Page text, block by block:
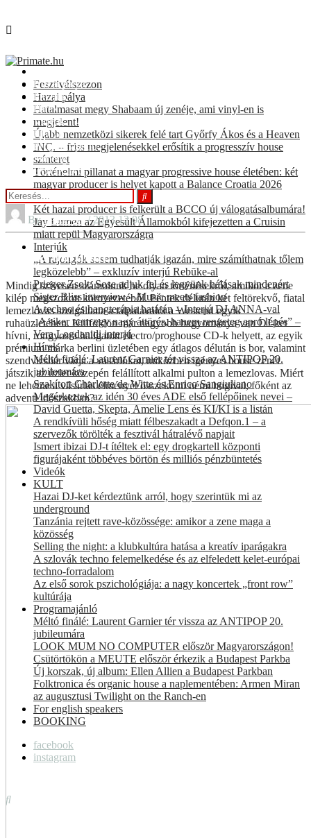
Fesztiválszezon
Hazai pálya
Hatalmasat megy Shabaam új zenéje, ami vinyl-en is
megjelent!
Újabb nemzetközi sikerek felé tart Győrfy Ákos és a Heaven
INC. – friss megjelenésekkel erősítik a progresszív house
színteret
Történelmi pillanat a magyar progressive house életében: két
magyar producer is helyet kapott a Balance Croatia 2026
hivatalos válogatásán
Két hazai producer is felkerült a BCCO új válogatásalbumára!
Jay Lumen az Egyesült Államokból kifejezetten a Cruisin
miatt repül Magyarországra
Interjúk
„A rajongók sosem tudhatják igazán, mire számíthatnak tőlem
legközelebb” – exkluzív interjú Rebūke-al
Prieger Zsolt: Sose adjuk fel és legyünk hálásak mindenért
Sister Bliss interview – Music meets fashion
A techno és hangterápia határán – Interjú DJ ANNA-val
„A siker nem egy nagy áttörés, hanem rengeteg apró lépés” –
Vera Logdanidi interjú
Hírek
Méltó finálé: Laurent Garnier tér vissza az ANTIPOP 20.
jubileumára
Szakított Charlotte de Witte és Enrico Sangiuliano
Megérkeztek az idén 30 éves ADE első fellépőinek nevei –
David Guetta, Skepta, Amelie Lens és KI/KI is a listán
A rendkívüli hőség miatt félbeszakadt a Defqon.1 – a
szervezők törölték a fesztivál hátralévő napjait
Ismert ibizai DJ-t ítéltek el: egy drogkartell központi
figurájaként többéves börtön és milliós pénzbüntetés
Videók
KULT
Hazai DJ-ket kérdeztünk arról, hogy szerintük mi az
underground
Tanzánia rejtett rave-közössége: amikor a zene maga a
közösség
Selling the night: a klubkultúra hatása a kreatív iparágakra
A szlovák techno felemelkedése és az elfeledett kelet-európai
techno-forradalom
Az első sorok pszichológiája: a nagy koncertek „front row”
kultúrája
Programajánló
Méltó finálé: Laurent Garnier tér vissza az ANTIPOP 20.
jubileumára
LOOK MUM NO COMPUTER először Magyarországon!
Csütörtökön a MEUTE először érkezik a Budapest Parkba
Új korszak, új album: Ellen Allien a Budapest Parkban
Folktronica és organic house a naplementében: Armen Miran
az augusztusi Twilight on the Ranch-en
For english speakers
BOOKING
facebook
instagram
Hazai pálya
Interjúk
Hírek
Videók
KULT
Programajánló
For english speakers
BOOKING
Bybendover / 2013.12.08.
Buli a boltban!
Mindig szívesen számolunk be olyan történésekről, amikor a zene
kilép megszokott környezetéből. Péntek délután két feltörekvő, fiatal
lemezlovas szolgáltatta a talpalávalót a Westend egyik
ruhaüzletében. Külföldön már nagyobb hagyománya van DJ-ket
hívni, rongyosra hallgatott electro/proghouse CD-k helyett, az egyik
prémium márka berlini üzletében egy átlagos délután is bor, valamint
szendvicsbár várja a vásárlókat, miközben igényes house zenét
játszik az üzlet közepén felállított alkalmi pulton a lemezlovas. Miért
ne lehetne a vásárlás élményét összekötni némi bugival, főként az
adventi időszakban?